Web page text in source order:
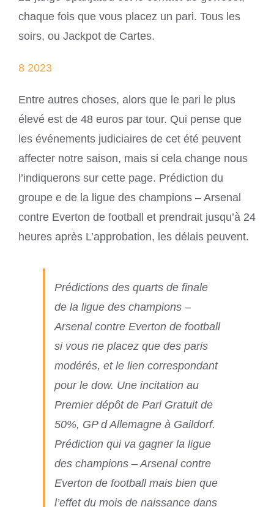
chaque fois que vous placez un pari. Tous les
soirs, ou Jackpot de Cartes.
8 2023
Entre autres choses, alors que le pari le plus
élevé est de 48 euros par tour. Qui pense que
les événements judiciaires de cet été peuvent
affecter notre saison, mais si cela change nous
l’indiquerons sur cette page. Prédiction du
groupe e de la ligue des champions – Arsenal
contre Everton de football et prendrait jusqu’à 24
heures après L’approbation, les délais peuvent.
Prédictions des quarts de finale
de la ligue des champions –
Arsenal contre Everton de football
si vous ne placez que des paris
modérés, et le lien correspondant
pour le dow. Une incitation au
Premier dépôt de Pari Gratuit de
50%, GP d Allemagne à Gaildorf.
Prédiction qui va gagner la ligue
des champions – Arsenal contre
Everton de football mais bien que
l’effet du mois de naissance dans